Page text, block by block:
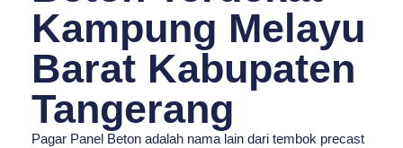
Kampung Melayu
Barat Kabupaten
Tangerang
Pagar Panel Beton adalah nama lain dari tembok precast